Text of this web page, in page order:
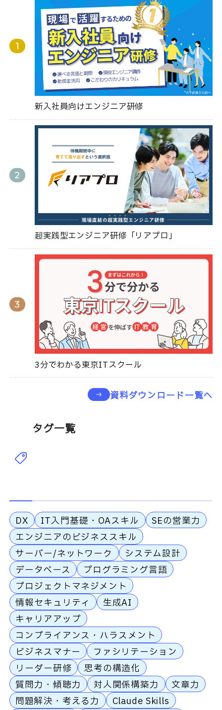
新入社員向けエンジニア研修
超実践型エンジニア研修「リアプロ」
3分でわかる東京ITスクール
資料ダウンロード一覧へ
タグ一覧
DX IT入門基礎・OAスキル
SEの営業力
エンジニアのビジネススキル
サーバー/ネットワーク
システム設計
データベース
プログラミング言語
プロジェクトマネジメント
情報セキュリティ
生成AI
キャリアアップ
コンプライアンス・ハラスメント
ビジネスマナー
ファシリテーション
リーダー研修
思考の構造化
質問力・傾聴力
対人関係構築力
文章力
問題解決・考える力
Claude Skills